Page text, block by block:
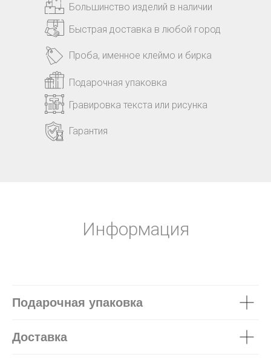
Большинство изделий в наличии
Быстрая доставка в любой город
Подарочная упаковка
Гравировка текста или рисунка
Проба, именное клеймо и бирка
Гарантия
Информация
Подарочная упаковка
Доставка